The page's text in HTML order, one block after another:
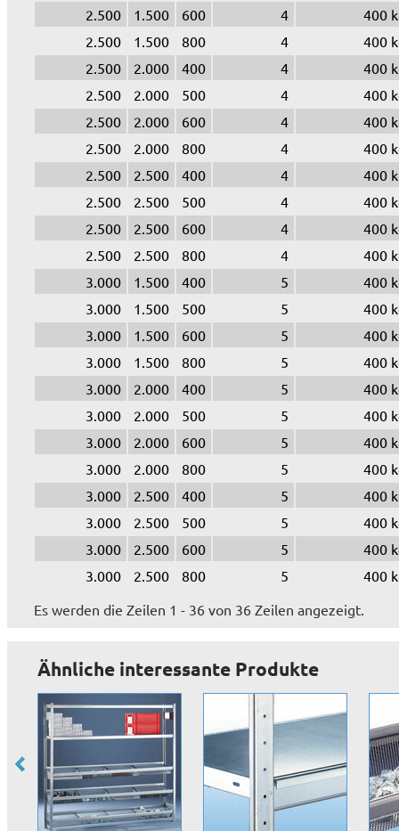
2.500
1.500 600 4
400
2.500
1.500 800 4
400
2.500
2.000 400 4
400
2.500
2.000 500 4
400
2.500
2.000 600 4
400
2.500
2.000 800 4
400
2.500
2.500 400 4
400
2.500
2.500 500 4
400
2.500
2.500 600 4
400
2.500
2.500 800 4
400
3.000
1.500 400 5
400
3.000
1.500 500 5
400
3.000
1.500 600 5
400
3.000
1.500 800 5
400
3.000
2.000 400 5
400
3.000
2.000 500 5
400
3.000
2.000 600 5
400
3.000
2.000 800 5
400
3.000
2.500 400 5
400
3.000
2.500 500 5
400
3.000
2.500 600 5
400
3.000
2.500 800 5
400
Es werden die Zeilen 1 - 36 von 36 Zeilen angezeigt.
Ähnliche interessante Produkte